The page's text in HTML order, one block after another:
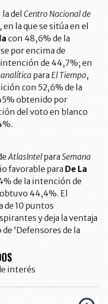
del Centro Nacional de
en la que se sitúa en el
con 48,6% de la
por encima de
de 44,7%; en
para El Tiempo,
con 52,6% de la
obtenido por
del voto en blanco
AtlasIntel paraSemana
favorable para De La
de la intención de
obtuvo 44,4%. El
de 10 puntos
y deja la ventaja
'Defensores de la
interés